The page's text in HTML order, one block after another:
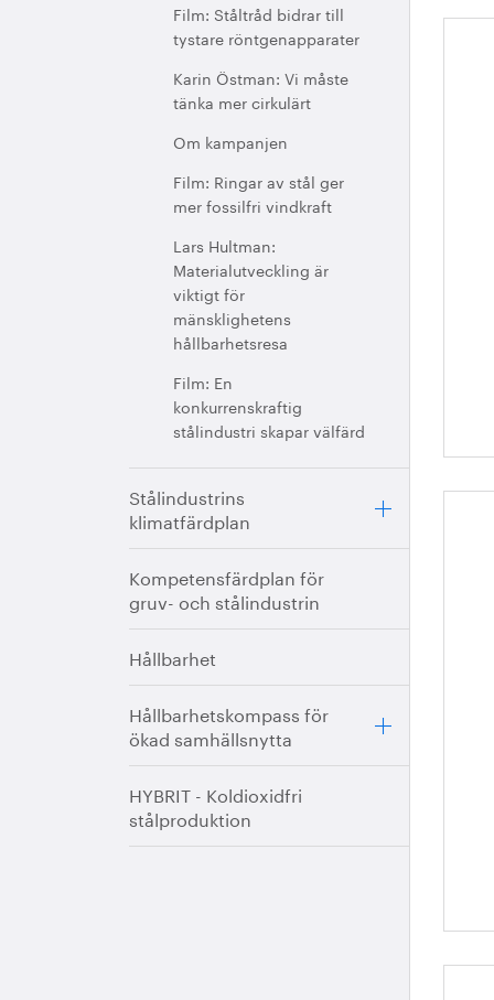
Film: Ståltråd bidrar till
tystare röntgenapparater
Karin Östman: Vi måste
tänka mer cirkulärt
Om kampanjen
Film: Ringar av stål ger
mer fossilfri vindkraft
Lars Hultman:
Materialutveckling är
viktigt för
mänsklighetens
hållbarhetsresa
Film: En
konkurrenskraftig
stålindustri skapar välfärd
Stålindustrins
klimatfärdplan
Kompetensfärdplan för
gruv- och stålindustrin
Hållbarhet
Hållbarhetskompass för
ökad samhällsnytta
HYBRIT - Koldioxidfri
stålproduktion